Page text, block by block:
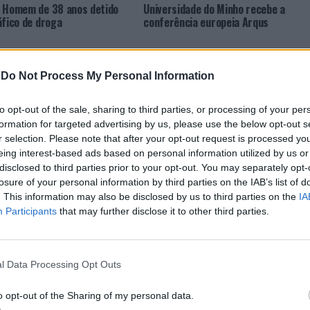
Do Not Process My Personal Information
opt-out of the sale, sharing to third parties, or processing of your
for targeted advertising by us, please use the below opt-out
selection. Please note that after your opt-out request is processed
interest-based ads based on personal information utilized by us
to third parties prior to your opt-out. You may separately
of your personal information by third parties on the IAB’s list of
This information may also be disclosed by us to third parties on the
Participants that may further disclose it to other third parties.
Data Processing Opt Outs
opt-out of the Sharing of my personal data.
de 38 anos detido
de droga
Universidade do Minho recebe a
conferência europeia Arqus
detidos pelo crime de
estupefacientes
Caminho da Geira faz subir o
número de peregrinos que partem
de Braga